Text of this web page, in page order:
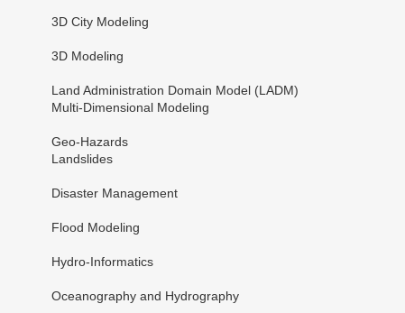
3D City Modeling
3D Modeling
Land Administration Domain Model (LADM)
Multi-Dimensional Modeling
Geo-Hazards
Landslides
Disaster Management
Flood Modeling
Hydro-Informatics
Oceanography and Hydrography